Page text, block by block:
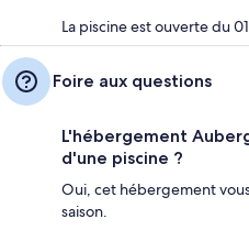
La piscine est ouverte du
Foire aux questions
L'hébergement
d'une piscine ?
Oui, cet hébergement
saison.